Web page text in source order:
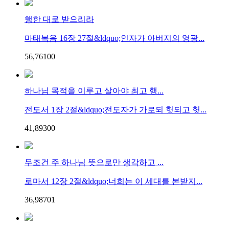
행한 대로 받으리라
마태복음 16장 27절&ldquo;인자가 아버지의 영광...
56,76100
하나님 목적을 이루고 살아야 최고 행...
전도서 1장 2절&ldquo;전도자가 가로되 헛되고 헛...
41,89300
무조건 주 하나님 뜻으로만 생각하고 ...
로마서 12장 2절&ldquo;너희는 이 세대를 본받지...
36,98701